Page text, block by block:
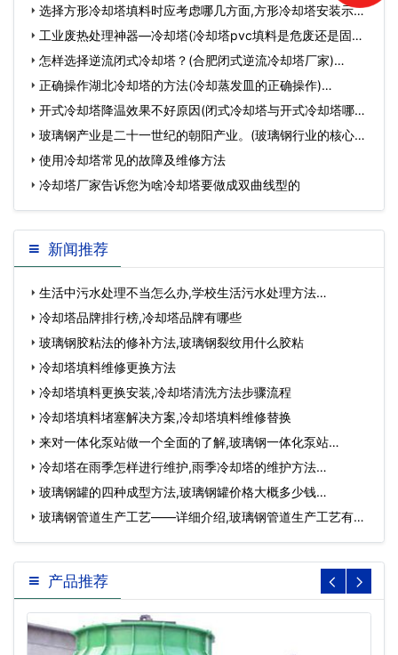
身大多是双曲…
选择方形冷却塔填料时应考虑哪几方面,方形冷却塔安装示意
图…工业废热处理神器—冷却塔(冷却塔pvc填料是危废还是固废)
… 怎样选择逆流闭式冷却塔？(合肥闭式逆流冷却塔厂家)…
正确操作湖北冷却塔的方法(冷却蒸发皿的正确操作)…
开式冷却塔降温效果不好原因(闭式冷却塔与开式冷却塔哪个
降温好)…
玻璃钢产业是二十一世纪的朝阳产业。(玻璃钢行业的核心在
哪里)…
使用冷却塔常见的故障及维修方法
冷却塔厂家告诉您为啥冷却塔要做成双曲线型的
新闻推荐
生活中污水处理不当怎么办,学校生活污水处理方法…
冷却塔品牌排行榜,冷却塔品牌有哪些
玻璃钢胶粘法的修补方法,玻璃钢裂纹用什么胶粘
冷却塔填料维修更换方法
冷却塔填料更换安装,冷却塔清洗方法步骤流程
冷却塔填料堵塞解决方案,冷却塔填料维修替换
来对一体化泵站做一个全面的了解,玻璃钢一体化泵站…
冷却塔在雨季怎样进行维护,雨季冷却塔的维护方法…
玻璃钢罐的四种成型方法,玻璃钢罐价格大概多少钱…
玻璃钢管道生产工艺——详细介绍,玻璃钢管道生产工艺有哪
些…
产品推荐